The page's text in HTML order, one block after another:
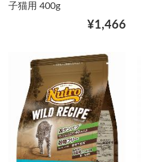
子猫用 400g
¥1,466